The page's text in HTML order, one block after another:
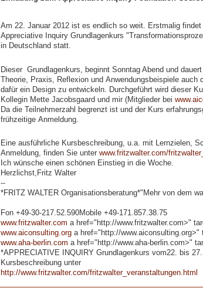
Am 22. Januar 2012 ist es endlich so weit. Erstmalig
Appreciative Inquiry Grundlagenkurs
in Deutschland statt.
Dieser Grundlagenkurs, beginnt Sonntag Abend und
Theorie, Praxis, Reflexion und Anwendungsbeispiele auch
dafür ein Design zu entwickeln. Durchgeführt wird dieser
Kollegin Mette Jacobsgaard und mir (Mitglieder bei
Da die Teilnehmerzahl begrenzt ist und der Kurs
frühzeitige Anmeldung.
Eine ausführliche Kursbeschreibung, u.a. mit Lernzielen,
Anmeldung, finden Sie unter www.fritzwalter.com/
Ich wünsche einen schönen Einstieg in die Woche.
Herzlichst,Fritz Walter
--
*FRITZ WALTER Organisationsberatung*"Mehr von dem
Fon +49-30-217.52.590Mobile +49-171.857.38.75
www.fritzwalter.com a href="http://www.fritzwalter.com>"
www.aiconsulting.orga href="http://www.aiconsulting.org>"
www.aha-berlin.com a href="http://www.aha-berlin.com>"
*APPRECIATIVE INQUIRY Grundlagenkurs vom22. bis
Kursbeschreibung unter
http://www.fritzwalter.com/fritzwalter_veranstaltungen.html